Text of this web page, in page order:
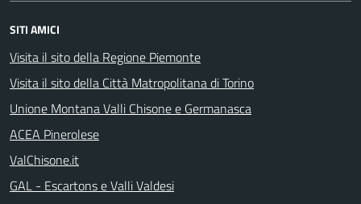
SITI AMICI
Visita il sito della Regione Piemonte
Visita il sito della Città Matropolitana di Torino
Unione Montana Valli Chisone e Germanasca
ACEA Pinerolese
ValChisone.it
GAL - Escartons e Valli Valdesi